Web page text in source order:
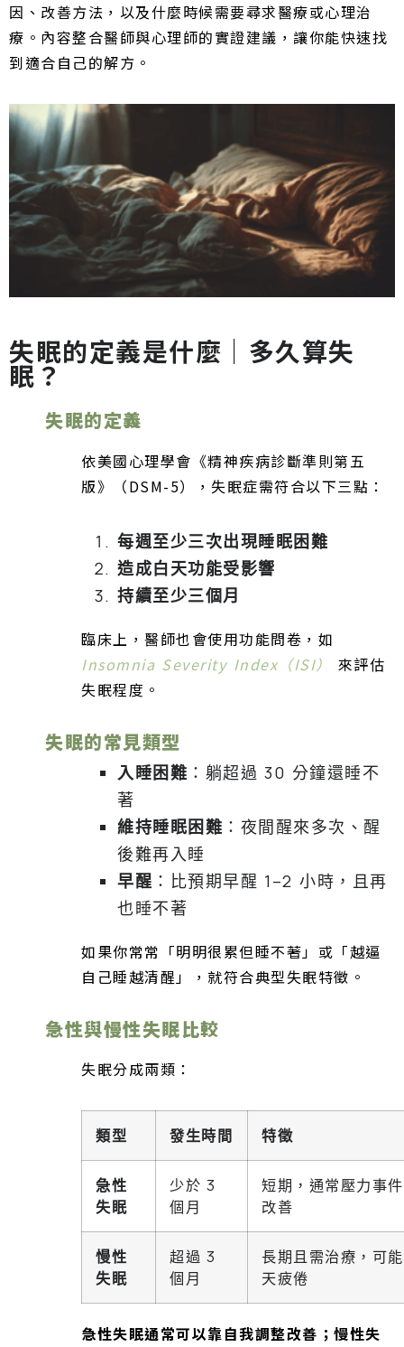
因、改善方法，以及什麼時候需要尋求醫療或心理治
療。內容整合醫師與心理師的實證建議，讓你能快速找
到適合自己的解方。
失眠的定義是什麼｜多久算失
眠？
失眠的定義
依美國心理學會《精神疾病診斷準則第五
版》（DSM-5），失眠症需符合以下三點：
每週至少三次出現睡眠困難
造成白天功能受影響
持續至少三個月
臨床上，醫師也會使用功能問卷，如
Insomnia Severity Index（ISI）
來評估
失眠程度。
失眠的常見類型
入睡困難 ：躺超過 30 分鐘還睡不
著
維持睡眠困難 ：夜間醒來多次、醒
後難再入睡
早醒 ：比預期早醒 1–2 小時，且再
也睡不著
如果你常常「明明很累但睡不著」或「越逼
自己睡越清醒」，就符合典型失眠特徵。
急性與慢性失眠比較
失眠分成兩類：
類型 發生時間 特徵
急性
失眠
少於 3
個月
短期，通常壓力事
改善
慢性
失眠
超過 3
個月
長期且需治療，可
天疲倦
急性失眠通常可以靠自我調整改善；慢性失